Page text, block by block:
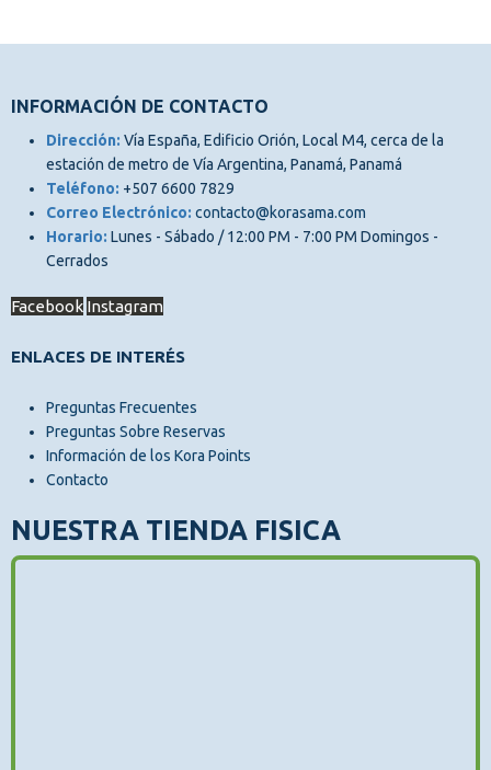
INFORMACIÓN DE CONTACTO
Dirección: Vía España, Edificio Orión, Local M4, cerca de la
estación de metro de Vía Argentina, Panamá, Panamá
Teléfono: +507 6600 7829
Correo Electrónico: contacto@korasama.com
Horario: Lunes - Sábado / 12:00 PM - 7:00 PM Domingos -
Cerrados
Facebook Instagram
ENLACES DE INTERÉS
Preguntas Frecuentes
Preguntas Sobre Reservas
Información de los Kora Points
Contacto
NUESTRA TIENDA FISICA